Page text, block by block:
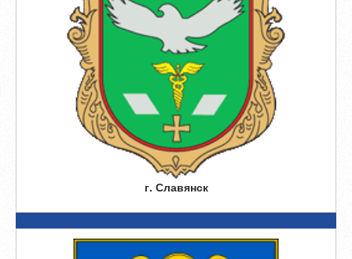
г. Славянск